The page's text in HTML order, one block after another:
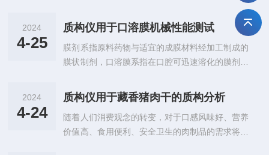
却循环、喷雾干燥协同耐高温α-淀粉酶和普鲁兰酶
制备抗性藕粉，测定抗性藕粉得率、质构、复水
性、微观结构、红外光谱特征，并与传统烘干法的
改性效果作比较。结果表明：喷雾干燥...
fnovelEGCG/Feloadedsodiumalginate-basedpac
kagingfilmswithantibacterialａndslow-releasepro
perties"的研究论文。在该论文中，研究人员利用
上海腾拔UniversalTA质构仪用于测定包装膜的拉
2024
4-25
质构仪用于口溶膜机械性能测试
膜剂系指原料药物与适宜的成膜材料经加工制成的
膜状制剂，口溶膜系指在口腔可迅速溶化的膜剂。
证人群患者依从性等特点。新药的开发中，口溶膜
类药物在特定疾病及人群方面具有一定优势，可解
决传统口服制剂（如片剂、丸剂、胶囊剂等）对于
口服困难的患者以及需要服药但会产生抵抗情绪的
2024
4-24
质构仪用于藏香猪肉干的质构分析
随着人们消费观念的转变，对于口感风味好、营养
价值高、食用便利、安全卫生的肉制品的需求将越